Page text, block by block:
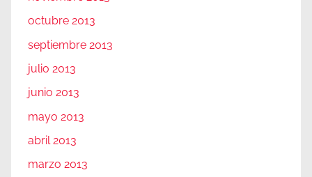
octubre 2013
septiembre 2013
julio 2013
junio 2013
mayo 2013
abril 2013
marzo 2013